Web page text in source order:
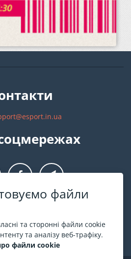
файли
та сторонні файли cookie
та аналізу веб-трафіку.
файли cookie
.in.ua
афіша Києва та інших міст
офіційно. Ми працюємо
з касами.